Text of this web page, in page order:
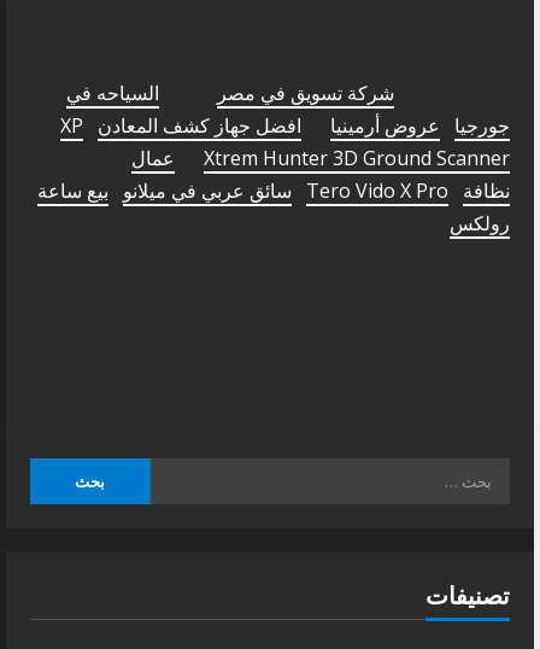
شركة تسويق في مصر
السياحه في
جورجيا
عروض أرمينيا افضل جهاز كشف المعادن
XP
Xtrem Hunter 3D Ground Scanner
عمال
نظافة
Tero Vido X Pro سائق عربي في ميلانو
بيع ساعة
رولكس
تصنيفات